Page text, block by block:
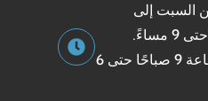
السبت إلى
الخميس من الساعة 9 صباحًا حتى 9 مساءً.
ساعات زيارة الشركة من الساعة 9 صباحًا حتى 6